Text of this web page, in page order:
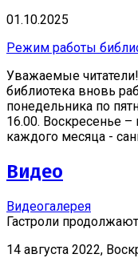
01.10.2025
Режим работы
Уважаемые
библиотека вновь
понедельника по
16.00. Воскресенье
каждого месяца -
Видео
Видеогалерея
Гастроли
14 августа 2022,